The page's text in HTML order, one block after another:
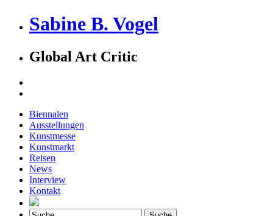
Sabine B. Vogel
Global Art Critic
Biennalen
Ausstellungen
Kunstmesse
Kunstmarkt
Reisen
News
Interview
Kontakt